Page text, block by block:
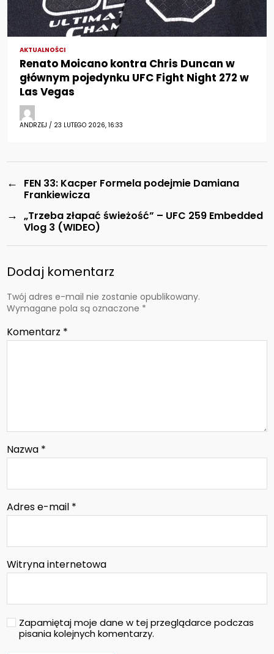
AKTUALNOŚCI
Renato Moicano kontra Chris Duncan w
głównym pojedynku UFC Fight Night 272 w
Las Vegas
ANDRZEJ / 23 LUTEGO 2026, 16:33
←
FEN 33: Kacper Formela podejmie Damiana
Frankiewicza
→ „Trzeba złapać świeżość” – UFC 259 Embedded
Vlog 3 (WIDEO)
Dodaj komentarz
Twój adres e-mail nie zostanie opublikowany.
Wymagane pola są oznaczone *
Komentarz *
Nazwa *
Adres e-mail *
Witryna internetowa
Zapamiętaj moje dane w tej przeglądarce podczas
pisania kolejnych komentarzy.